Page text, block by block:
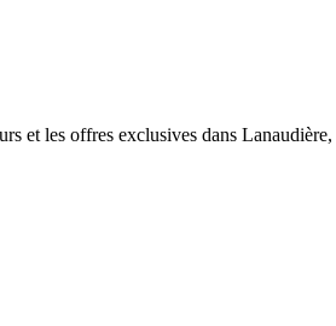
et les offres exclusives dans